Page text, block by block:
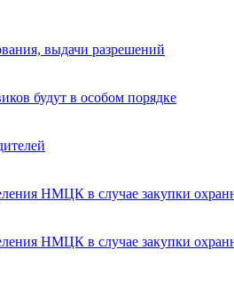
выдачи разрешений
будут в особом порядке
НМЦК в случае закупки
НМЦК в случае закупки